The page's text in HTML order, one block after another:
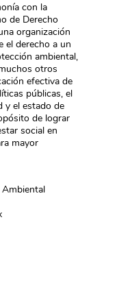
con la
de Derecho
organización
el derecho a un
ambiental,
otros
efectiva de
públicas, el
y el estado de
de lograr
social en
mayor